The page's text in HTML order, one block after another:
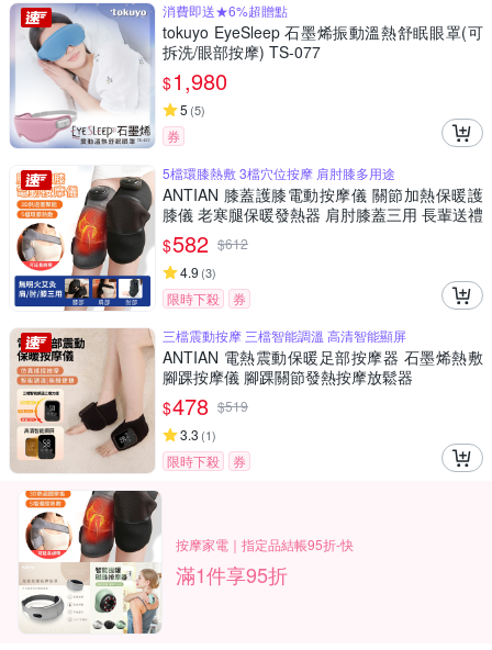
消費即送★6%超贈點
tokuyo EyeSleep 石墨烯振動溫熱舒眠眼罩(可
拆洗/眼部按摩) TS-077
$1,980
5 (5)
券
5檔環膝熱敷 3檔穴位按摩 肩肘膝多用途
ANTIAN 膝蓋護膝電動按摩儀 關節加熱保暖護
膝儀 老寒腿保暖發熱器 肩肘膝蓋三用 長輩送禮
單只
$582 $612
4.9 (3)
限時下殺
券
三檔震動按摩 三檔智能調溫 高清智能顯屏
ANTIAN 電熱震動保暖足部按摩器 石墨烯熱敷
腳踝按摩儀 腳踝關節發熱按摩放鬆器
$478 $519
3.3 (1)
限時下殺 券
按摩家電｜指定品結帳95折-快
滿1件享95折